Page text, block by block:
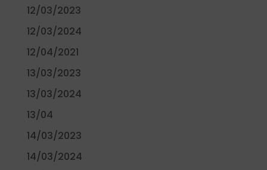
12/03/2023
12/03/2024
12/04/2021
13/03/2023
13/03/2024
13/04
14/03/2023
14/03/2024